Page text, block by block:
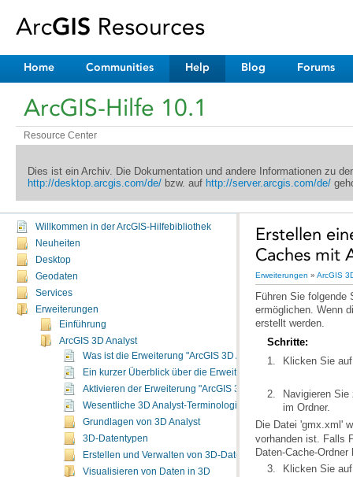
Home Communities Help Blog Forums
ArcGIS-Hilfe 10.1
Resource Center
Dies ist ein Archiv. Die Dokumentation und andere Informationen zu
http://desktop.arcgis.com/de/bzw. auf http://server.arcgis.com/de/
Willkommen in der ArcGIS-Hilfebibliothek
Neuheiten
Desktop
Geodaten
Services
Erweiterungen
Einführung
ArcGIS 3D Analyst
Was ist die Erweiterung "ArcGIS 3D Analyst"?
Ein kurzer Überblick über die Erweiterung "ArcGIS 3D Analyst"
Aktivieren der Erweiterung "ArcGIS 3D Analyst"
Wesentliche 3D Analyst-Terminologie
Grundlagen von 3D Analyst
3D-Datentypen
Erstellen und Verwalten von 3D-Daten
Visualisieren von Daten in 3D
Caches mit
Erweiterungen » ArcGIS
erstellt werden.
Schritte:
Klicken Sie
Navigieren
im Ordner.
Die Datei 'gmx.xml'
Daten-Cache-
Klicken Sie